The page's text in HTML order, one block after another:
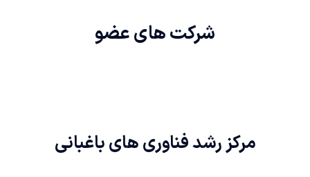
شرکت هایعضو
مرکز رشد فناوری های باغبانی